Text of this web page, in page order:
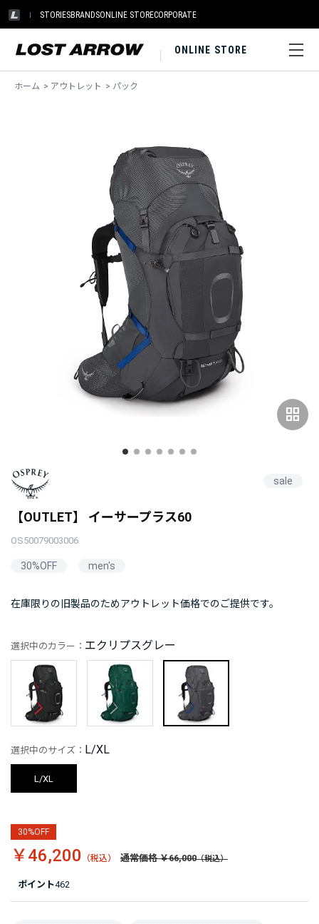
STORIESBRANDSONLINE STORECORPORATE
ONLINE STORE
ホーム > アウトレット > パック
grid_view
sale
【OUTLET】 イーサープラス60
OS50079003006
30%OFF men's
在庫限りの旧製品のためアウトレット価格でのご提供です。
ポイント462
選択中のカラー： エクリプスグレー
選択中のサイズ： L/XL
L/XL
30%OFF
￥46,200 通常価格 ￥66,000